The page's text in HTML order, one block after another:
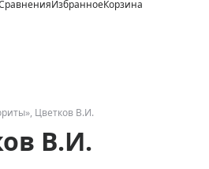
инструменты
и угломеры
приборы
ИзбранноеКорзина
Цветков В.И.
В.И.